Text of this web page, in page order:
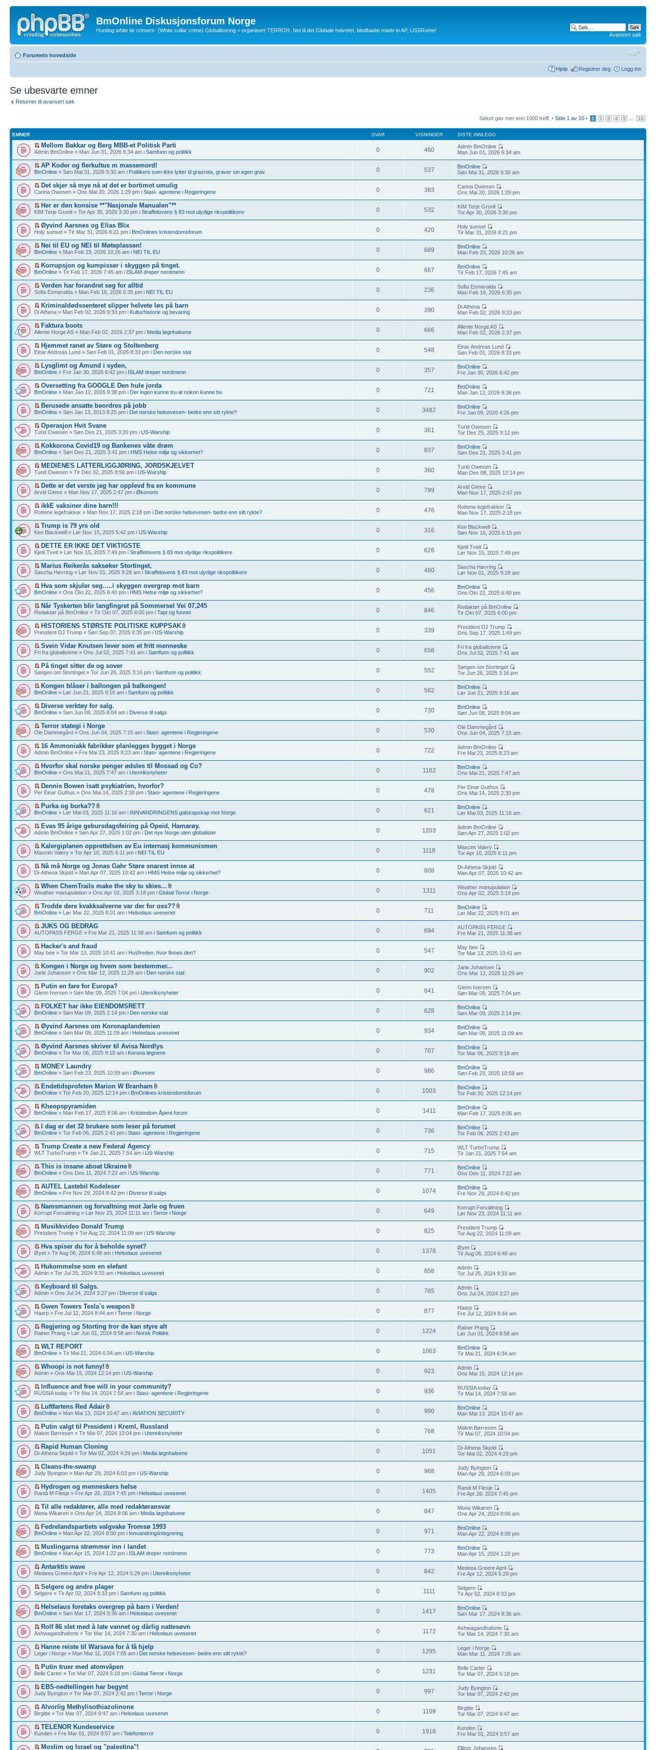
BmOnline Diskusjonsforum Norge
Hunting white tie crimers- (White collar crime) Globalisering = organisert TERROR. Nei til det Globale helvetet, blodbadet made in AP, USSRome!
Avansert søk
Forumets hovedside
Hjelp Registrer deg Logg inn
Se ubesvarte emner
Returner til avansert søk
Søket gav mer enn 1000 treff. • Side 1 av 10 • 1 2 3 4 5 10
EMNER SVAR VISNINGER SISTE INNLEGG
Mellom Bakkar og Berg MBB-et Politisk Parti
Admin BmOnline » Man Jun 01, 2026 6:34 am i Samfunn og politikk 0 460
Admin BmOnline
Man Jun 01, 2026 6:34 am
AP Koder og flerkultus m massemord!
BmOnline » Søn Mai 31, 2026 9:30 am i Politikere som ikke lytter til grasrota, graver sin egen grav. 0 537
BmOnline
Søn Mai 31, 2026 9:30 am
Det skjer så mye nå at det er bortimot umulig
Carina Owesen » Ons Mai 20, 2026 1:29 pm i Stasi- agentene i Regjeringene 0 383
Carina Owesen
Ons Mai 20, 2026 1:29 pm
Her er den konsise **"Nasjonale Manualen"**
KIM Terje Gronli » Tor Apr 30, 2026 3:30 pm i Straffelovens § 83 mot ulydige rikspolitikere 0 532
KIM Terje Gronli
Tor Apr 30, 2026 3:30 pm
Øyvind Aarsnes og Elias Blix
Holy sunset » Tir Mar 31, 2026 8:21 pm i BmOnlines kristendomsforum 0 420
Holy sunset
Tir Mar 31, 2026 8:21 pm
Nei til EU og NEI til Møteplassen!
BmOnline » Man Feb 23, 2026 10:26 am i NEI TIL EU 0 689
BmOnline
Man Feb 23, 2026 10:26 am
Korrupsjon og kumpisser i skyggen på tinget.
BmOnline » Tir Feb 17, 2026 7:45 am i ISLAM dreper nordmenn 0 667
BmOnline
Tir Feb 17, 2026 7:45 am
Verden har forandret seg for alltid
Sofia Esmeralda » Man Feb 16, 2026 6:35 pm i NEI TIL EU 0 236
Sofia Esmeralda
Man Feb 16, 2026 6:35 pm
Kriminaldødssenteret slipper helvete løs på barn
Di Athena » Man Feb 02, 2026 9:33 pm i Kulturhistorie og bevaring 0 390
Di Athena
Man Feb 02, 2026 9:33 pm
Faktura boots
Allente Norge AS » Man Feb 02, 2026 2:37 pm i Media løgnhalsene 0 666
Allente Norge AS
Man Feb 02, 2026 2:37 pm
Hjemmet ranet av Støre og Stoltenberg
Einar Andreas Lund » Søn Feb 01, 2026 8:33 pm i Den norske stat 0 548
Einar Andreas Lund
Søn Feb 01, 2026 8:33 pm
Lysglimt og Amund i syden,
BmOnline » Fre Jan 30, 2026 6:42 pm i ISLAM dreper nordmenn 0 357
BmOnline
Fre Jan 30, 2026 6:42 pm
Oversetting fra GOOGLE Den hule jorda
BmOnline » Man Jan 12, 2026 9:38 pm i Der ingen kunne tru at nokon kunne bu 0 721
BmOnline
Man Jan 12, 2026 9:38 pm
Berusede ansatte beordres på jobb
BmOnline » Søn Jan 13, 2013 8:25 pm i Det norske helsevesen- bedre enn sitt rykte? 0 3482
BmOnline
Fre Jan 09, 2026 4:26 pm
Operasjon Hvit Svane
Turid Owesen » Søn Des 21, 2025 3:20 pm i US-Warship 0 361
Turid Owesen
Tor Des 25, 2025 9:12 pm
Kokkorona Covid19 og Bankenes våte drøm
BmOnline » Søn Des 21, 2025 3:41 pm i HMS Helse miljø og sikkerhet? 0 837
BmOnline
Søn Des 21, 2025 3:41 pm
MEDIENES LATTERLIGGJØRING, JORDSKJELVET
Turid Owesen » Tir Des 02, 2025 8:56 pm i US-Warship 0 360
Turid Owesen
Man Des 08, 2025 12:14 pm
Dette er det verste jeg har opplevd fra en kommune
Arvid Gimre » Man Nov 17, 2025 2:47 pm i Økonomi 0 799
Arvid Gimre
Man Nov 17, 2025 2:47 pm
ikkE vaksiner dine barn!!!
Rottene legefrakker » Man Nov 17, 2025 2:18 pm i Det norske helsevesen- bedre enn sitt rykte? 0 476
Rottene legefrakker
Man Nov 17, 2025 2:18 pm
Trump is 79 yrs old
Ken Blackwell » Lør Nov 15, 2025 5:42 pm i US-Warship 0 316
Ken Blackwell
Søn Nov 16, 2025 6:15 pm
DETTE ER IKKE DET VIKTIGSTE
Kjetil Tveit » Lør Nov 15, 2025 7:49 pm i Straffelovens § 83 mot ulydige rikspolitikere 0 626
Kjetil Tveit
Lør Nov 15, 2025 7:49 pm
Marius Reikerås saksøker Stortinget,
Sascha Høvring » Lør Nov 01, 2025 9:28 am i Straffelovens § 83 mot ulydige rikspolitikere 0 480
Sascha Høvring
Lør Nov 01, 2025 9:28 am
Hva som skjuler seg.....i skyggen overgrep mot barn
BmOnline » Ons Okt 22, 2025 6:40 pm i HMS Helse miljø og sikkerhet? 0 456
BmOnline
Ons Okt 22, 2025 6:40 pm
Når Tyskerten blir langfingret på Sommersel Vei 07,245
Redaktør på BmOnline » Tir Okt 07, 2025 6:00 pm i Tapt og funnet 0 846
Redaktør på BmOnline
Tir Okt 07, 2025 6:00 pm
HISTORIENS STØRSTE POLITISKE KUPPSAK
President DJ Trump » Søn Sep 07, 2025 8:35 pm i US-Warship 0 339
President DJ Trump
Ons Sep 17, 2025 1:49 pm
Svein Vidar Knutsen lever som et fritt menneske
Fri fra globalistene » Ons Jul 02, 2025 7:41 am i Samfunn og politikk 0 658
Fri fra globalistene
Ons Jul 02, 2025 7:41 am
På tinget sitter de og sover
Sangen om Stortinget » Tor Jun 26, 2025 3:16 pm i Samfunn og politikk 0 552
Sangen om Stortinget
Tor Jun 26, 2025 3:16 pm
Kongen blåser i ballongen på balkongen!
BmOnline » Lør Jun 21, 2025 9:16 am i Samfunn og politikk 0 562
BmOnline
Lør Jun 21, 2025 9:16 am
Diverse verktøy for salg.
BmOnline » Søn Jun 08, 2025 8:04 am i Diverse til salgs 0 730
BmOnline
Søn Jun 08, 2025 8:04 am
Terror stategi i Norge
Ole Dammegård » Ons Jun 04, 2025 7:15 am i Stasi- agentene i Regjeringene 0 530
Ole Dammegård
Ons Jun 04, 2025 7:15 am
16 Ammoniakk fabrikker planlegges bygget i Norge
Admin BmOnline » Fre Mai 23, 2025 8:23 am i Stasi- agentene i Regjeringene 0 722
Admin BmOnline
Fre Mai 23, 2025 8:23 am
Hvorfor skal norske penger ødsles til Mossad og Co?
BmOnline » Ons Mai 21, 2025 7:47 am i Utenriksnyheter 0 1162
BmOnline
Ons Mai 21, 2025 7:47 am
Dennis Bowen isatt psykiatrien, hvorfor?
Per Einar Guthus » Ons Mai 14, 2025 2:30 pm i Stasi- agentene i Regjeringene 0 478
Per Einar Guthus
Ons Mai 14, 2025 2:30 pm
Purka og burka??
BmOnline » Lør Mai 03, 2025 11:16 am i INNVANDRINGENS galskapskap mot Norge 0 621
BmOnline
Lør Mai 03, 2025 11:16 am
Evas 95 årige gebursdagsfeiring på Opeid, Hamarøy.
Admin BmOnline » Søn Apr 27, 2025 1:02 pm i Det nye Norge uten globalister 0 1203
Admin BmOnline
Søn Apr 27, 2025 1:02 pm
Kalergiplanen opprettelsen av Eu internasj kommunismen
Maxcim Valery » Tor Apr 10, 2025 6:11 pm i NEI TIL EU 0 1118
Maxcim Valery
Tor Apr 10, 2025 6:11 pm
Nå må Norge og Jonas Gahr Støre snarest innse at
Di-Athena Skjold » Man Apr 07, 2025 10:42 am i HMS Helse miljø og sikkerhet? 0 808
Di-Athena Skjold
Man Apr 07, 2025 10:42 am
When ChemTrails make the sky to skies...
Weather manupulation » Ons Apr 02, 2025 3:18 pm i Global Terror i Norge 0 1311
Weather manupulation
Ons Apr 02, 2025 3:18 pm
Trodde dere kvakksalverne var der for oss??
BmOnline » Lør Mar 22, 2025 8:01 am i Helselaus uvesenet 0 711
BmOnline
Lør Mar 22, 2025 8:01 am
JUKS OG BEDRAG
AUTOPASS FERGE » Fre Mar 21, 2025 11:38 am i Samfunn og politikk 0 694
AUTOPASS FERGE
Fre Mar 21, 2025 11:38 am
Hacker's and fraud
May bee » Tor Mar 13, 2025 10:41 am i Husfreden, hvor finnes den? 0 547
May bee
Tor Mar 13, 2025 10:41 am
Kongen i Norge og hvem som bestemmer...
Jarle Johansen » Ons Mar 12, 2025 11:29 am i Den norske stat 0 902
Jarle Johansen
Ons Mar 12, 2025 11:29 am
Putin en fare for Europa?
Glenn Iversen » Søn Mar 09, 2025 7:04 pm i Utenriksnyheter 0 641
Glenn Iversen
Søn Mar 09, 2025 7:04 pm
FOLKET har ikke EIENDOMSRETT
BmOnline » Søn Mar 09, 2025 2:14 pm i Den norske stat 0 628
BmOnline
Søn Mar 09, 2025 2:14 pm
Øyvind Aarsnes om Koronaplandemien
BmOnline » Søn Mar 09, 2025 11:09 am i Helselaus uvesenet 0 934
BmOnline
Søn Mar 09, 2025 11:09 am
Øyvind Aarsnes skriver til Avisa Nordlys
BmOnline » Tor Mar 06, 2025 9:18 am i Korona løgnene 0 707
BmOnline
Tor Mar 06, 2025 9:18 am
MONEY Laundry
BmOnline » Søn Feb 23, 2025 10:59 am i Økonomi 0 986
BmOnline
Søn Feb 23, 2025 10:59 am
Endetidsprofeten Marion W Branham
BmOnline » Tor Feb 20, 2025 12:14 pm i BmOnlines kristendomsforum 0 1003
BmOnline
Tor Feb 20, 2025 12:14 pm
Kheopspyramiden
BmOnline » Man Feb 17, 2025 8:06 am i Kristendom Åpent forum 0 1411
BmOnline
Man Feb 17, 2025 8:06 am
I dag er det 32 brukere som leser på forumet
BmOnline » Tor Feb 06, 2025 2:43 pm i Stasi- agentene i Regjeringene 0 736
BmOnline
Tor Feb 06, 2025 2:43 pm
Trump Create a new Federal Agency
WLT TurboTrump » Tir Jan 21, 2025 7:54 am i US-Warship 0 715
WLT TurboTrump
Tir Jan 21, 2025 7:54 am
This is insane aboat Ukraine
BmOnline » Ons Des 11, 2024 7:22 am i US-Warship 0 771
BmOnline
Ons Des 11, 2024 7:22 am
AUTEL Lastebil Kodeleser
BmOnline » Fre Nov 29, 2024 8:42 pm i Diverse til salgs 0 1074
BmOnline
Fre Nov 29, 2024 8:42 pm
Namsmannen og forvaltning mot Jarle og fruen
Korrupt Forvaltning » Lør Nov 23, 2024 11:11 am i Terror i Norge 0 649
Korrupt Forvaltning
Lør Nov 23, 2024 11:11 am
Musikkvideo Donald Trump
President Trump » Tor Aug 22, 2024 11:09 am i US-Warship 0 825
President Trump
Tor Aug 22, 2024 11:09 am
Hva spiser du for å beholde synet?
Øyet » Tir Aug 06, 2024 6:48 am i Helselaus uvesenet 0 1378
Øyet
Tir Aug 06, 2024 6:48 am
Hukommelse som en elefant
Admin » Tor Jul 25, 2024 9:33 am i Helselaus uvesenet 0 858
Admin
Tor Jul 25, 2024 9:33 am
Keyboard til Salgs.
Admin » Ons Jul 24, 2024 3:27 pm i Diverse til salgs 0 785
Admin
Ons Jul 24, 2024 3:27 pm
Gwen Towers Tesla`s weapon
Haarp » Fre Jul 12, 2024 8:44 am i Terror i Norge 0 877
Haarp
Fre Jul 12, 2024 8:44 am
Regjering og Storting tror de kan styre alt
Rainer Prang » Lør Jun 01, 2024 8:58 am i Norsk Politikk 0 1224
Rainer Prang
Lør Jun 01, 2024 8:58 am
WLT REPORT
BmOnline » Tir Mai 21, 2024 6:34 am i US-Warship 0 1063
BmOnline
Tir Mai 21, 2024 6:34 am
Whoopi is not funny!
Admin » Ons Mai 15, 2024 12:14 pm i US-Warship 0 923
Admin
Ons Mai 15, 2024 12:14 pm
Influence and free will in your community?
RUSSIA today » Tir Mai 14, 2024 7:58 am i Stasi- agentene i Regjeringene 0 936
RUSSIA today
Tir Mai 14, 2024 7:58 am
Luftfartens Red Adair
BmOnline » Man Mai 13, 2024 10:47 am i AVIATION SECURITY 0 990
BmOnline
Man Mai 13, 2024 10:47 am
Putin valgt til President i Kreml, Russland
Malvin Børresen » Tir Mai 07, 2024 10:04 pm i Utenriksnyheter 0 768
Malvin Børresen
Tir Mai 07, 2024 10:04 pm
Rapid Human Cloning
Di-Athena Skjold » Tor Mai 02, 2024 4:29 pm i Media løgnhalsene 0 1051
Di-Athena Skjold
Tor Mai 02, 2024 4:29 pm
Cleans-the-swamp
Judy Byington » Man Apr 29, 2024 6:03 pm i US-Warship 0 968
Judy Byington
Man Apr 29, 2024 6:03 pm
Hydrogen og menneskers helse
Randi M Flesje » Fre Apr 26, 2024 7:45 pm i Helselaus uvesenet 0 1405
Randi M Flesje
Fre Apr 26, 2024 7:45 pm
Til alle redaktører, alle med redaktøransvar
Mona Wikøren » Ons Apr 24, 2024 8:06 am i Media løgnhalsene 0 847
Mona Wikøren
Ons Apr 24, 2024 8:06 am
Fedrelandspartiets valgvake Tromsø 1993
BmOnline » Man Apr 22, 2024 8:00 pm i Innvandring/integrering 0 971
BmOnline
Man Apr 22, 2024 8:00 pm
Muslingarna strømmer inn i landet
BmOnline » Man Apr 15, 2024 1:22 pm i ISLAM dreper nordmenn 0 773
BmOnline
Man Apr 15, 2024 1:22 pm
Antarktis wave
Medeea Greere April » Fre Apr 12, 2024 5:29 pm i Utenriksnyheter 0 842
Medeea Greere April
Fre Apr 12, 2024 5:29 pm
Selgere og andre plager
Selgere » Tir Apr 02, 2024 8:33 pm i Samfunn og politikk 0 1111
Selgere
Tir Apr 02, 2024 8:33 pm
Helselaus foretaks overgrep på barn i Verden!
BmOnline » Søn Mar 17, 2024 8:36 am i Helselaus uvesenet 0 1417
BmOnline
Søn Mar 17, 2024 8:36 am
Rolf 86 slet med å late vannet og dårlig nattesøvn
Ashwagandhaforte » Tor Mar 14, 2024 7:30 am i Helselaus uvesenet 0 1172
Ashwagandhaforte
Tor Mar 14, 2024 7:30 am
Hanne reiste til Warsava for å få hjelp
Leger i Norge » Man Mar 11, 2024 7:05 am i Det norske helsevesen- bedre enn sitt rykte? 0 1295
Leger i Norge
Man Mar 11, 2024 7:05 am
Putin truer med atomvåpen
Belle Carter » Tor Mar 07, 2024 5:18 pm i Global Terror i Norge 0 1231
Belle Carter
Tor Mar 07, 2024 5:18 pm
EBS-nedtellingen har begynt
Judy Byington » Tor Mar 07, 2024 2:42 pm i Terror i Norge 0 997
Judy Byington
Tor Mar 07, 2024 2:42 pm
Alvorlig Methylisothiazolinone
Birgitte » Tor Mar 07, 2024 9:47 am i Helselaus uvesenet 0 1109
Birgitte
Tor Mar 07, 2024 9:47 am
TELENOR Kundeservice
Kunden » Fre Mar 01, 2024 9:57 am i Telefonterror 0 1918
Kunden
Fre Mar 01, 2024 9:57 am
Moslim og Israel og "palestina"! Ellinor Johansen